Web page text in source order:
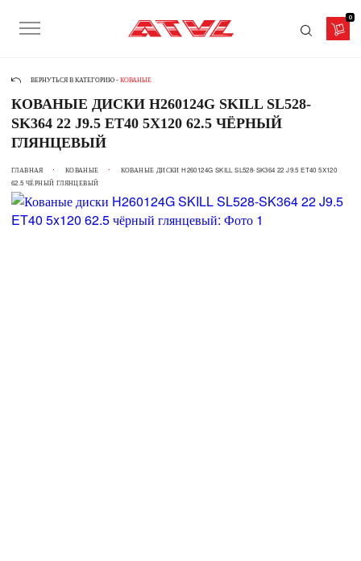
0
ВЕРНУТЬСЯ В КАТЕГОРИЮ - КОВАНЫЕ
КОВАНЫЕ ДИСКИ H260124G SKILL SL528-
SK364 22 J9.5 ET40 5X120 62.5 ЧЁРНЫЙ
ГЛЯНЦЕВЫЙ
ГЛАВНАЯ КОВАНЫЕ
КОВАНЫЕ ДИСКИ H260124G SKILL SL528-SK364 22 J9.5 ET40 5X120
62.5 ЧЁРНЫЙ ГЛЯНЦЕВЫЙ